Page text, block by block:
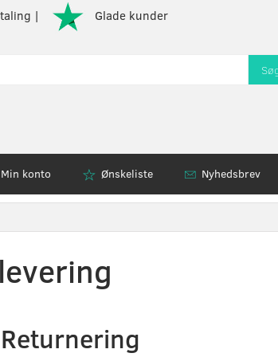
| Glade kunder
Min konto Ønskeliste Nyhedsbrev